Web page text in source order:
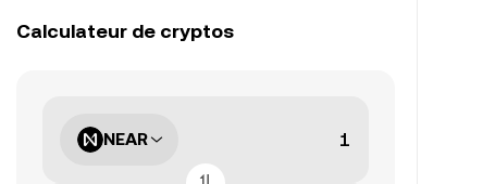
Calculateur de cryptos
NEAR